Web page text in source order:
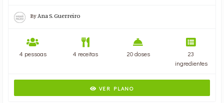
ByAna S. Guerreiro
4 pessoas 4 receitas 20 doses
23
ingredientes
VER PLANO